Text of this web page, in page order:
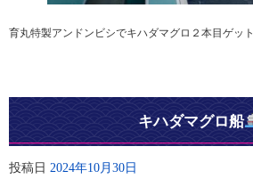
育丸特製アンドンビシでキハダマグロ２本目ゲット
キハダマグロ船
投稿日 2024年10月30日